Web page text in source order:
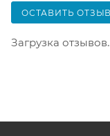
только после
содержать не
не должна
ОСТАВИТЬ ОТЗЫВ
Загрузка